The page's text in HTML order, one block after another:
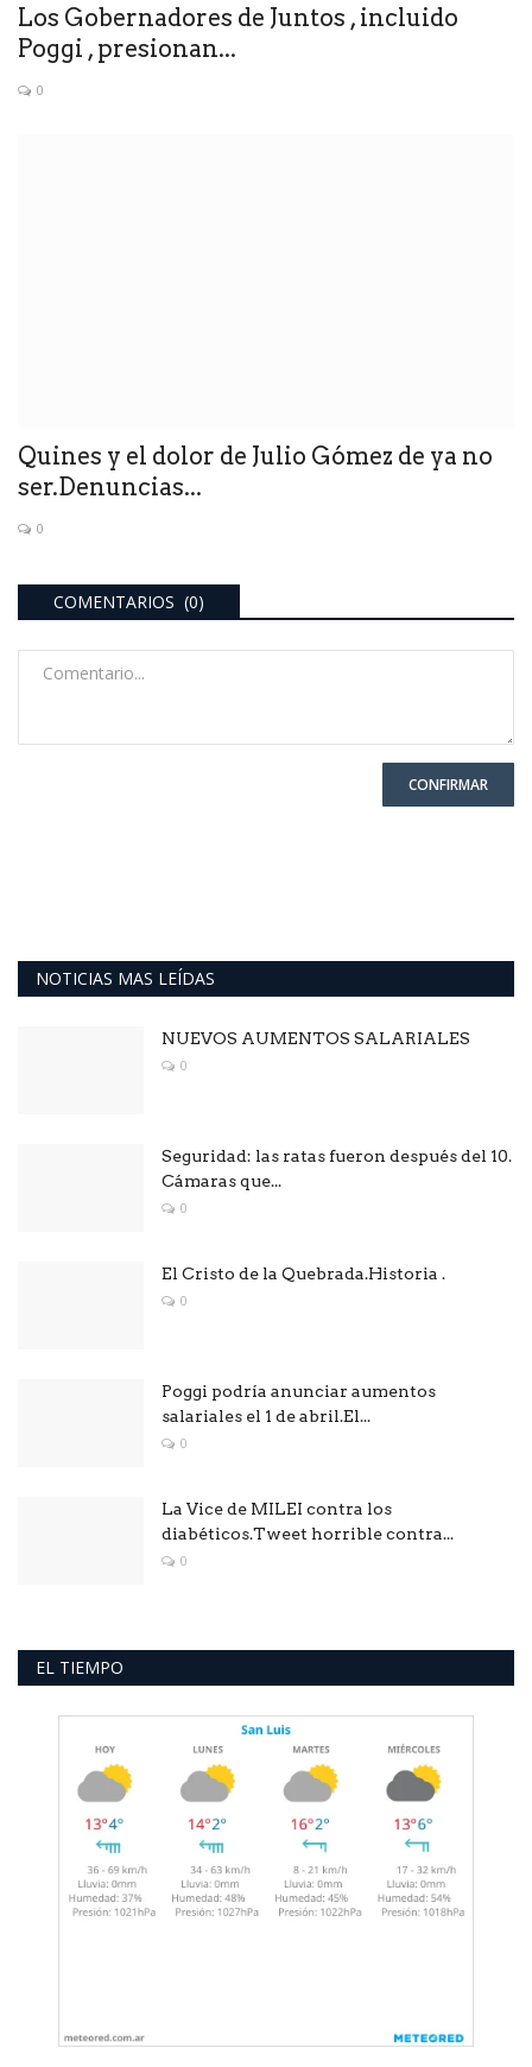
Los Gobernadores de Juntos , incluido
Poggi , presionan...
0
Quines y el dolor de Julio Gómez de ya no
ser.Denuncias...
0
COMENTARIOS (0)
CONFIRMAR
NOTICIAS MAS LEÍDAS
NUEVOS AUMENTOS SALARIALES
0
Seguridad: las ratas fueron después del 10.
Cámaras que...
0
El Cristo de la Quebrada.Historia .
0
Poggi podría anunciar aumentos
salariales el 1 de abril.El...
0
La Vice de MILEI contra los
diabéticos.Tweet horrible contra...
0
EL TIEMPO